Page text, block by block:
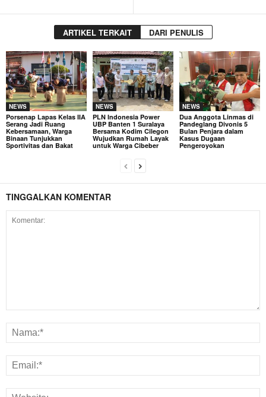
ARTIKEL TERKAIT DARI PENULIS
NEWS
Porsenap Lapas Kelas IIA
Serang Jadi Ruang
Kebersamaan, Warga
Binaan Tunjukkan
Sportivitas dan Bakat
NEWS
PLN Indonesia Power
UBP Banten 1 Suralaya
Bersama Kodim Cilegon
Wujudkan Rumah Layak
untuk Warga Cibeber
NEWS
Dua Anggota Linmas di
Pandeglang Divonis 5
Bulan Penjara dalam
Kasus Dugaan
Pengeroyokan
TINGGALKAN KOMENTAR